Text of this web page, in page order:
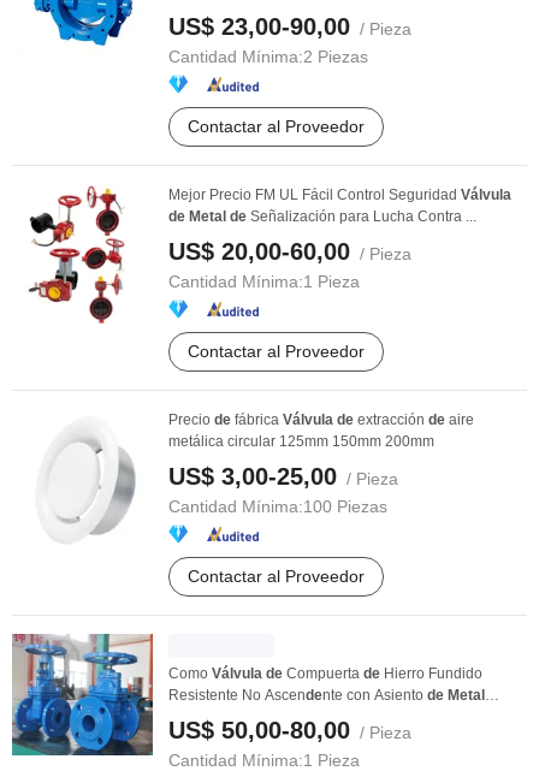
US$ 23,00-90,00 / Pieza
Cantidad Mínima:2 Piezas
Contactar al Proveedor
Mejor Precio FM UL Fácil Control Seguridad Válvula
de Metal de Señalización para Lucha Contra ...
US$ 20,00-60,00 / Pieza
Cantidad Mínima:1 Pieza
Contactar al Proveedor
Precio de fábrica Válvula de extracción de aire
metálica circular 125mm 150mm 200mm
US$ 3,00-25,00 / Pieza
Cantidad Mínima:100 Piezas
Contactar al Proveedor
Como Válvula de Compuerta de Hierro Fundido
Resistente No Ascendente con Asiento de Metal
Precio ...
US$ 50,00-80,00 / Pieza
Cantidad Mínima:1 Pieza